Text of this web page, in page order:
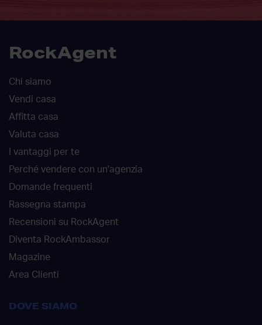
RockAgent
Chi siamo
Vendi casa
Affitta casa
Valuta casa
I vantaggi per te
Perché vendere con un'agenzia
Domande frequenti
Rassegna stampa
Recensioni su RockAgent
Diventa RockAmbassor
Magazine
Area Clienti
DOVE SIAMO